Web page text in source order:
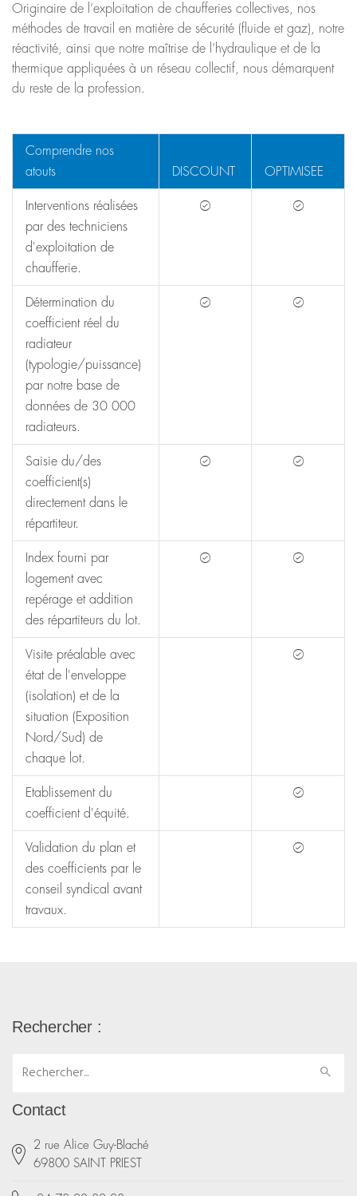
Originaire de l’exploitation de chaufferies collectives, nos
méthodes de travail en matière de sécurité (fluide et gaz), notre
réactivité, ainsi que notre maîtrise de l’hydraulique et de la
thermique appliquées à un réseau collectif, nous démarquent
du reste de la profession.
Comprendre nos
atouts
DISCOUNT OPTIMISEE
Interventions réalisées
par des techniciens
d'exploitation de
chaufferie.
Détermination du
coefficient réel du
radiateur
(typologie/puissance)
par notre base de
données de 30 000
radiateurs.
Saisie du/des
coefficient(s)
directement dans le
répartiteur.
Index fourni par
logement avec
repérage et addition
des répartiteurs du lot.
Visite préalable avec
état de l'enveloppe
(isolation) et de la
situation (Exposition
Nord/Sud) de
chaque lot.
Etablissement du
coefficient d'équité.
Validation du plan et
des coefficients par le
conseil syndical avant
travaux.
Rechercher :
Contact
2 rue Alice Guy-Blaché
69800 SAINT PRIEST